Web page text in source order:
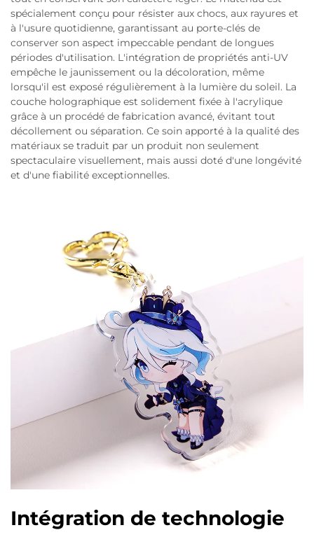
spécialement conçu pour résister aux chocs, aux rayures et
à l'usure quotidienne, garantissant au porte-clés de
conserver son aspect impeccable pendant de longues
périodes d'utilisation. L'intégration de propriétés anti-UV
empêche le jaunissement ou la décoloration, même
lorsqu'il est exposé régulièrement à la lumière du soleil. La
couche holographique est solidement fixée à l'acrylique
grâce à un procédé de fabrication avancé, évitant tout
décollement ou séparation. Ce soin apporté à la qualité des
matériaux se traduit par un produit non seulement
spectaculaire visuellement, mais aussi doté d'une longévité
et d'une fiabilité exceptionnelles.
Intégration de technologie